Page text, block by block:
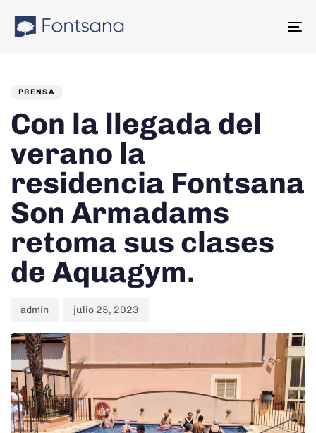
links
PRENSA
Con la llegada del
verano la
residencia Fontsana
Son Armadams
retoma sus clases
de Aquagym.
admin julio 25, 2023